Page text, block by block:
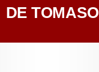
DE TOMASO